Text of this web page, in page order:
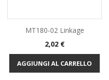
MT180-02 Linkage
Prezzo
2,02 €
AGGIUNGI AL CARRELLO